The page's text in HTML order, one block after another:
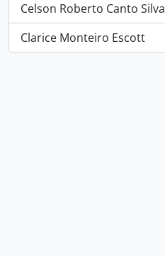
Celson Roberto Canto Silva
, 1 resultados
Clarice Monteiro Escott
, 1 resultados